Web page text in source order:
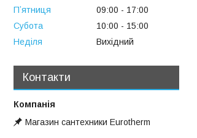
Пʼятниця
09:00
17:00
Субота
10:00
15:00
Неділя
Вихідний
Контакти
Магазин сантехники Eurotherm